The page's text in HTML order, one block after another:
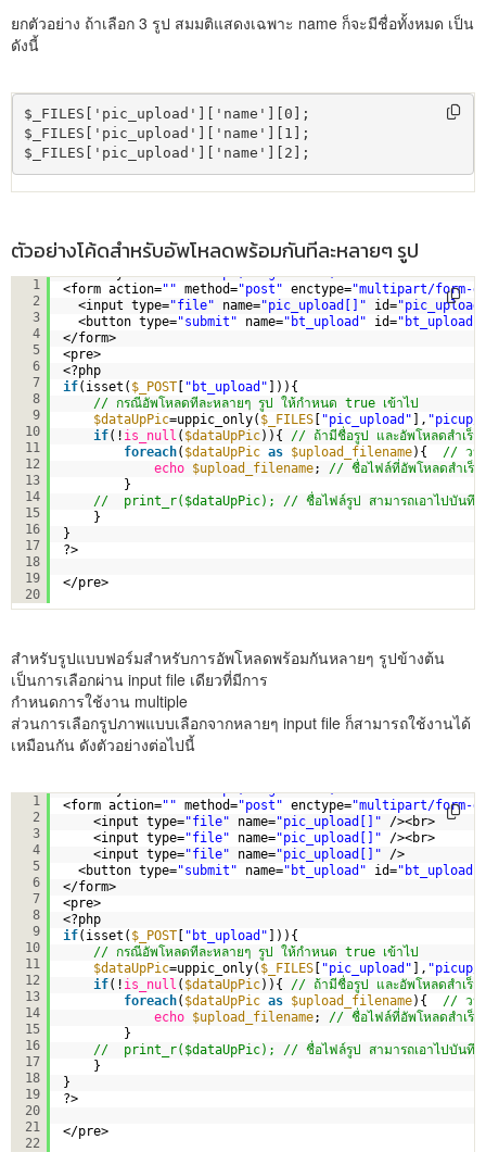
ยกตัวอย่าง ถ้าเลือก 3 รูป สมมติแสดงเฉพาะ name ก็จะมีชื่อทั้งหมด เป็น
ดังนี้
$_FILES['pic_upload']['name'][0];
$_FILES['pic_upload']['name'][1];
$_FILES['pic_upload']['name'][2];
ตัวอย่างโค้ดสำหรับอัพโหลดพร้อมกันทีละหลายๆ รูป
1
2
3
4
5
6
7
8
9
10
11
12
13
14
15
16
17
18
19
20
<form action="" method="post" enctype="multipart/form-
<input type="file" name="pic_upload[]" id=
<button type="submit" name="bt_upload" id="bt_upload"
</form>
<pre>
<?php
if(isset( $_POST [ "bt_upload" ])){
// กรณีอัพโหลดทีละหลายๆ รูป ให้กำหนด true เข้าไป
$dataUpPic=uppic_only( $_FILES [ "pic_upload" ], "picup/
if(! is_null ( $dataUpPic)){ // ถ้ามีชื่อรูป และอัพโหลดสำเร็จ
foreach( $dataUpPic as $upload_filename){ // วนลู
echo $upload_filename; // ชื่อไฟล์ที่อัพโหลดสำเร็
}
//  print_r($dataUpPic); // ชื่อไฟล์รูป สามารถเอาไปบันทึกล
}
}
?>
</pre>
สำหรับรูปแบบฟอร์มสำหรับการอัพโหลดพร้อมกันหลายๆ รูปข้างต้น
เป็นการเลือกผ่าน input file เดียวที่มีการ
กำหนดการใช้งาน multiple
ส่วนการเลือกรูปภาพแบบเลือกจากหลายๆ input file ก็สามารถใช้งานได้
เหมือนกัน ดังตัวอย่างต่อไปนี้
1
2
3
4
5
6
7
8
9
10
11
12
13
14
15
16
17
18
19
20
21
22
<form action="" method="post" enctype="multipart/form-
<input type="file" name="pic_upload[]"
/><br>
<input type="file" name="pic_upload[]"
/><br>
<input type="file" name="pic_upload[]"
/>
<button type="submit" name="bt_upload" id="bt_upload"
</form>
<pre>
<?php
if(isset( $_POST [ "bt_upload" ])){
// กรณีอัพโหลดทีละหลายๆ รูป ให้กำหนด true เข้าไป
$dataUpPic=uppic_only( $_FILES [ "pic_upload" ], "picup/
if(! is_null ( $dataUpPic)){ // ถ้ามีชื่อรูป และอัพโหลดสำเร็จ
foreach( $dataUpPic as $upload_filename){ // วนลู
echo $upload_filename; // ชื่อไฟล์ที่อัพโหลดสำเร็
}
//  print_r($dataUpPic); // ชื่อไฟล์รูป สามารถเอาไปบันทึกล
}
}
?>
</pre>